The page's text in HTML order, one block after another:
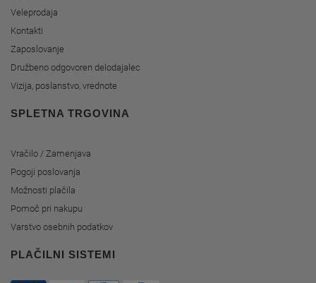
Veleprodaja
Kontakti
Zaposlovanje
Družbeno odgovoren delodajalec
Vizija, poslanstvo, vrednote
SPLETNA TRGOVINA
Vračilo / Zamenjava
Pogoji poslovanja
Možnosti plačila
Pomoč pri nakupu
Varstvo osebnih podatkov
PLAČILNI SISTEMI